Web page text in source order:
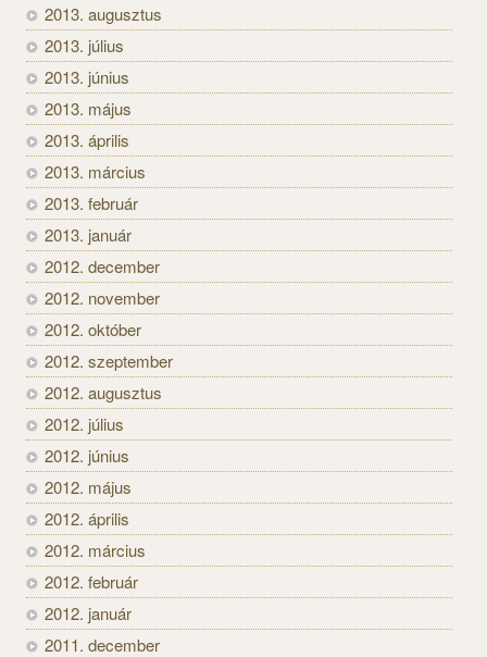
2013. augusztus
2013. július
2013. június
2013. május
2013. április
2013. március
2013. február
2013. január
2012. december
2012. november
2012. október
2012. szeptember
2012. augusztus
2012. július
2012. június
2012. május
2012. április
2012. március
2012. február
2012. január
2011. december